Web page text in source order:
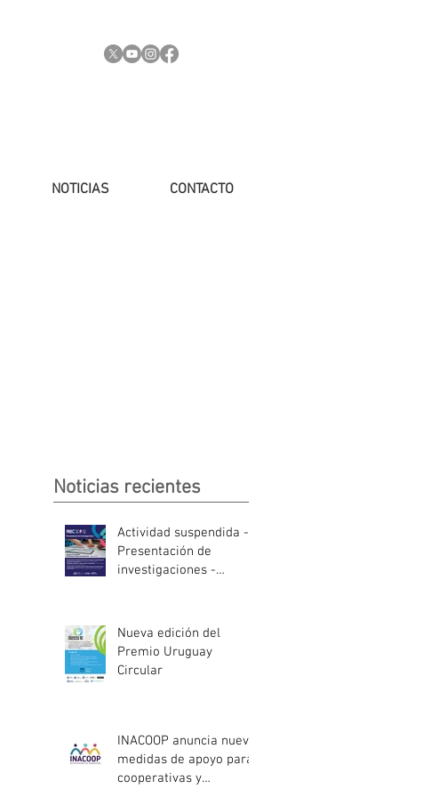
NOTICIAS CONTACTO
Noticias recientes
Actividad suspendida -
Presentación de
investigaciones -
Nueva edición del
Premio Uruguay
Circular
INACOOP anuncia nueve
medidas de apoyo para
cooperativas y